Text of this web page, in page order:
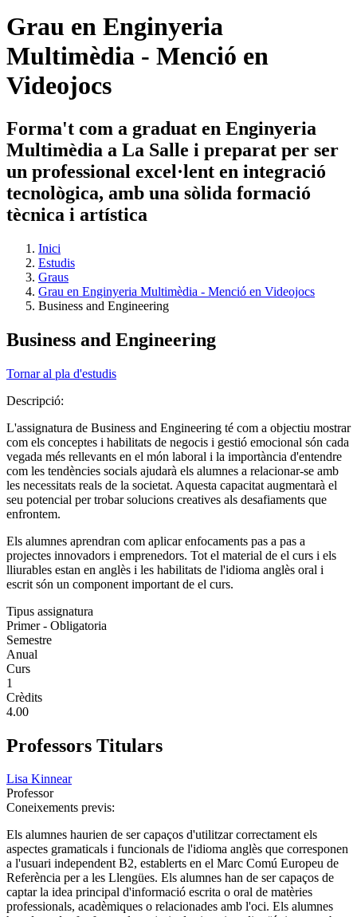
Grau en Enginyeria
Multimèdia - Menció en
Videojocs
Forma't com a graduat en Enginyeria
Multimèdia a La Salle i preparat per ser
un professional excel·lent en integració
tecnològica, amb una sòlida formació
tècnica i artística
Inici
Estudis
Graus
Grau en Enginyeria Multimèdia - Menció en Videojocs
Business and Engineering
Business and Engineering
Tornar al pla d'estudis
Descripció:
L'assignatura de Business and Engineering té com a objectiu mostrar
com els conceptes i habilitats de negocis i gestió emocional són cada
vegada més rellevants en el món laboral i la importància d'entendre
com les tendències socials ajudarà els alumnes a relacionar-se amb
les necessitats reals de la societat. Aquesta capacitat augmentarà el
seu potencial per trobar solucions creatives als desafiaments que
enfrontem.
Els alumnes aprendran com aplicar enfocaments pas a pas a
projectes innovadors i emprenedors. Tot el material de el curs i els
lliurables estan en anglès i les habilitats de l'idioma anglès oral i
escrit són un component important de el curs.
Tipus assignatura
Primer - Obligatoria
Semestre
Anual
Curs
1
Crèdits
4.00
Professors Titulars
Lisa Kinnear
Professor
Coneixements previs:
Els alumnes haurien de ser capaços d'utilitzar correctament els
aspectes gramaticals i funcionals de l'idioma anglès que corresponen
a l'usuari independent B2, establerts en el Marc Comú Europeu de
Referència per a les Llengües. Els alumnes han de ser capaços de
captar la idea principal d'informació escrita o oral de matèries
professionals, acadèmiques o relacionades amb l'oci. Els alumnes